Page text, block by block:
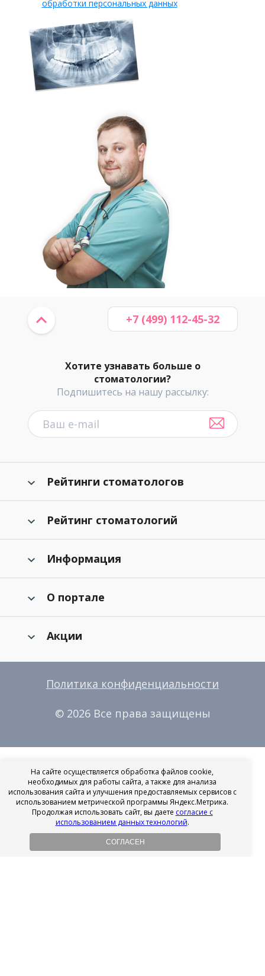
обработки персональных данных
Хотите узнавать больше о
стоматологии?
Подпишитесь на нашу рассылку:
+7 (499) 112-45-32
Рейтинги стоматологов
Рейтинг стоматологий
Информация
О портале
Акции
Политика конфиденциальности
© 2026 Все права защищены
На сайте осуществляется обработка файлов cookie,
необходимых для работы сайта, а также для анализа
использования сайта и улучшения предоставляемых сервисов с
использованием метрической программы Яндекс.Метрика.
Продолжая использовать сайт, вы даете согласие с
использованием данных технологий.
СОГЛАСЕН